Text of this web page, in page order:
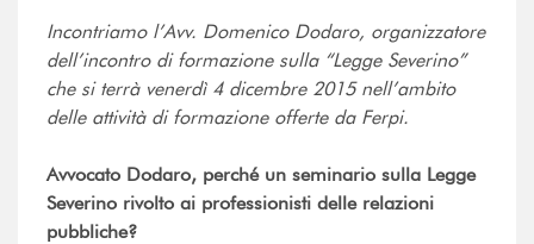
Incontriamo l’Avv. Domenico Dodaro, organizzatore
dell’incontro di formazione sulla “Legge Severino”
che si terrà venerdì 4 dicembre 2015 nell’ambito
delle attività di formazione offerte da Ferpi.
Avvocato Dodaro, perché un seminario sulla Legge
Severino rivolto ai professionisti delle relazioni
pubbliche?